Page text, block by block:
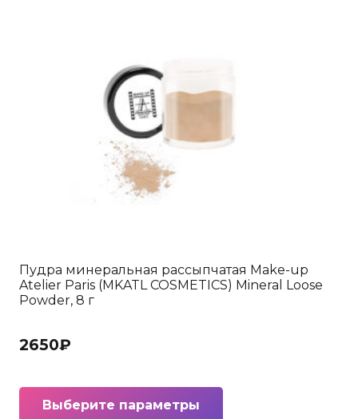
Пудра минеральная рассыпчатая Make-up
Atelier Paris (MKATL COSMETICS) Mineral Loose
Powder, 8 г
2650₽
Выберите параметры